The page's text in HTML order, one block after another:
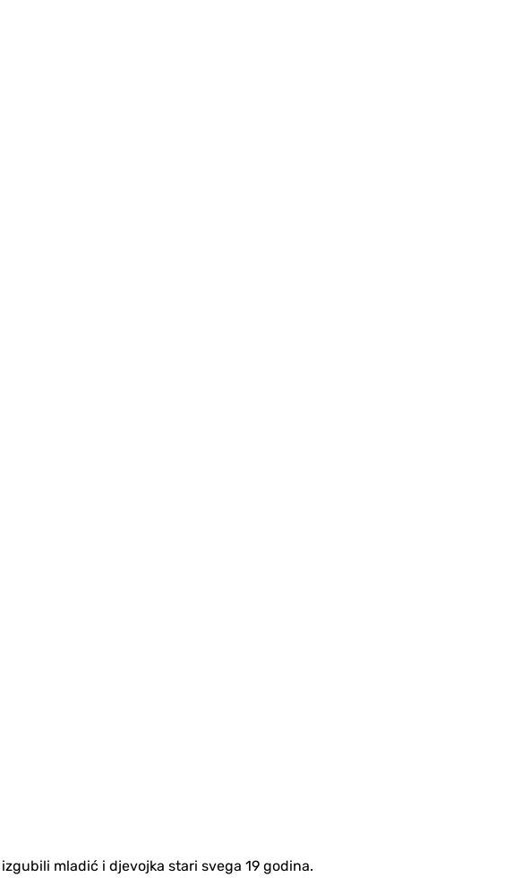
mladić i d‌jevojka stari svega 19 godina.